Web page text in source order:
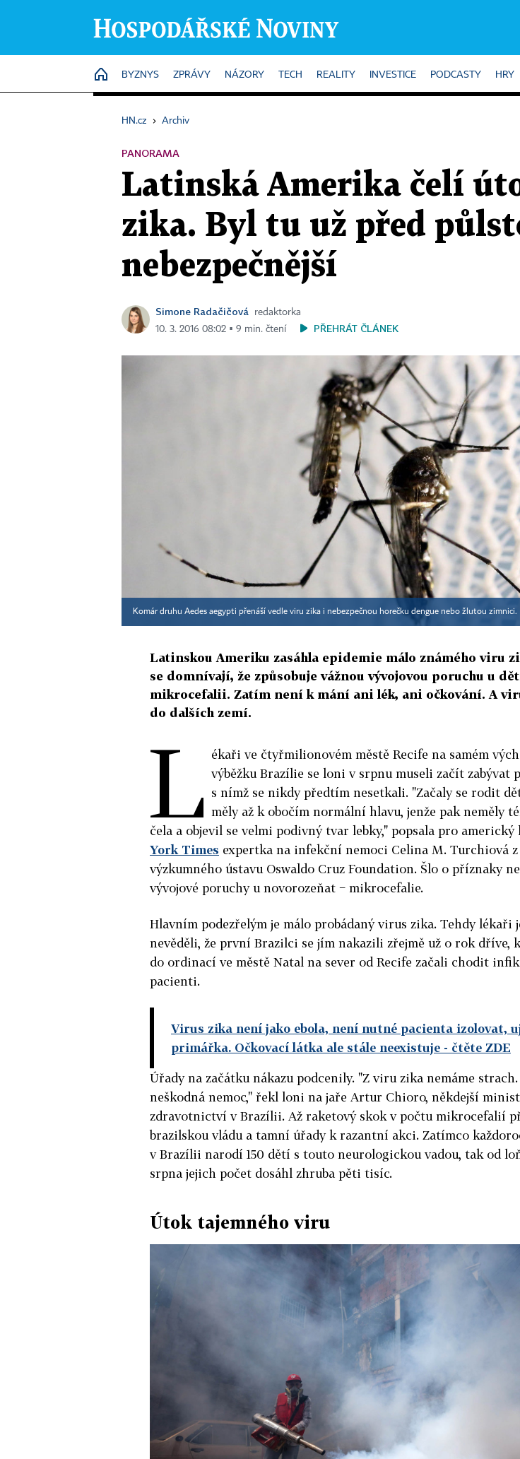
HOME
BYZNYS ZPRÁVY NÁZORY TECH REALITY INVESTICE PODCASTY HRY
HN.cz › Archiv
PANORAMA
Latinská Amerika čelí
zika. Byl tu už před
nebezpečnější
Simone Radačičová
redaktorka
10. 3. 2016 08:02 ▪ 9 min. čtení
PŘEHRÁT ČLÁNEK
Komár druhu Aedes aegypti přenáší vedle viru zika i nebezpečnou horečku dengue nebo žlutou zimnici.
Latinskou Ameriku zasáhla epidemie málo známého viru
se domnívají, že způsobuje vážnou vývojovou poruchu u
mikrocefalii. Zatím není k mání ani lék, ani očkování. A
do dalších zemí.
L ékaři ve čtyřmilionovém městě Recife na samém
výběžku Brazílie se loni v srpnu museli začít zabývat
s nímž se nikdy předtím nesetkali. "Začaly se rodit
měly až k obočím normální hlavu, jenže pak neměly
čela a objevil se velmi podivný tvar lebky," popsala pro americký
York Times expertka na infekční nemoci Celina M. Turchiová
výzkumného ústavu Oswaldo Cruz Foundation. Šlo o příznaky
vývojové poruchy u novorozeňat − mikrocefalie.
Hlavním podezřelým je málo probádaný virus zika. Tehdy lékaři
nevěděli, že první Brazilci se jím nakazili zřejmě už o rok dříve,
do ordinací ve městě Natal na sever od Recife začali chodit
pacienti.
Virus zika není jako ebola, není nutné pacienta izolovat,
primářka. Očkovací látka ale stále neexistuje - čtěte ZDE
Úřady na začátku nákazu podcenily. "Z viru zika nemáme
neškodná nemoc," řekl loni na jaře Artur Chioro, někdejší
zdravotnictví v Brazílii. Až raketový skok v počtu mikrocefalií
brazilskou vládu a tamní úřady k razantní akci. Zatímco
v Brazílii narodí 150 dětí s touto neurologickou vadou, tak od
srpna jejich počet dosáhl zhruba pěti tisíc.
Útok tajemného viru